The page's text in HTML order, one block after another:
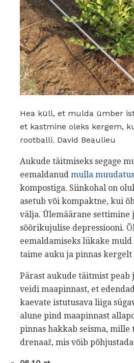
Hea küll, et mulda ümber
et kastmine oleks kergem,
rootballi. David Beaulieu
Aukude täitmiseks segage
eemaldanud mulla
kompostiga. Siinkohal on
asetub või kompaktne, kui
välja. Ülemäärane settimine
sõõrikujulise depressiooni.
eemaldamiseks lükake muld
taime auku ja pinnas kergelt
Pärast aukude täitmist
veidi maapinnast, et
kaevate istutusava liiga
alune pind maapinnast
pinnas hakkab seisma, mille
drenaaž, mis võib